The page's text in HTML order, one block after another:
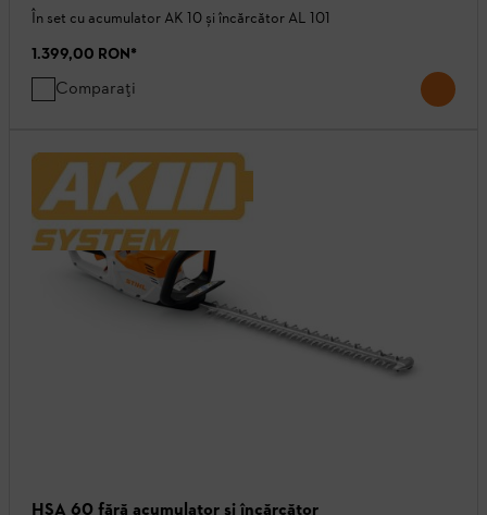
În set cu acumulator AK 10 și încărcător AL 101
1.399,00 RON*
Comparați
HSA 60 fără acumulator şi încărcător